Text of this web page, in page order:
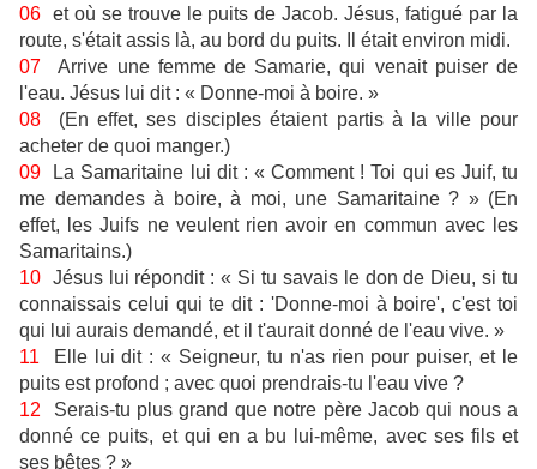
06 et où se trouve le puits de Jacob. Jésus, fatigué par la
route, s'était assis là, au bord du puits. Il était environ midi.
07Arrive une femme de Samarie, qui venait puiser de
l'eau. Jésus lui dit : « Donne-moi à boire. »
08 (En effet, ses disciples étaient partis à la ville pour
acheter de quoi manger.)
09
La Samaritaine lui dit : « Comment ! Toi qui es Juif, tu
me demandes à boire, à moi, une Samaritaine ? » (En
effet, les Juifs ne veulent rien avoir en commun avec les
Samaritains.)
10 Jésus lui répondit : « Si tu savais le don de Dieu, si tu
connaissais celui qui te dit : 'Donne-moi à boire', c'est toi
qui lui aurais demandé, et il t'aurait donné de l'eau vive. »
11
Elle lui dit : « Seigneur, tu n'as rien pour puiser, et le
puits est profond ; avec quoi prendrais-tu l'eau vive ?
12 Serais-tu plus grand que notre père Jacob qui nous a
donné ce puits, et qui en a bu lui-même, avec ses fils et
ses bêtes ? »